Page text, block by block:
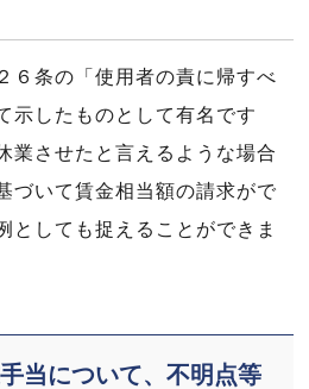
６条の「使用者の責に帰すべ
示したものとして有名です
業させたと言えるような場合
づいて賃金相当額の請求がで
としても捉えることができま
当について、不明点等